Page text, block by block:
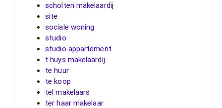
scholten makelaardij
site
sociale woning
studio
studio appartement
t huys makelaardij
te huur
te koop
tel makelaars
ter haar makelaar